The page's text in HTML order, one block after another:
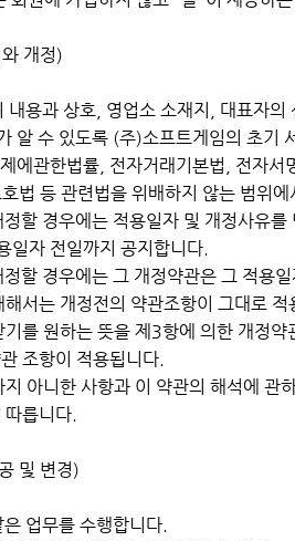
개정)
용과 상호, 영업소 소재지, 대표자
알 수 있도록 (주)소프트게임의 초기
에관한법률, 전자거래기본법, 전자서
법 등 관련법을 위배하지 않는 범위
할 경우에는 적용일자 및 개정사유를
일자 전일까지 공지합니다.
할 경우에는 그 개정약관은 그 적용
서는 개정전의 약관조항이 그대로
기를 원하는 뜻을 제3항에 의한 개정
조항이 적용됩니다.
아니한 사항과 이 약관의 해석에 관
따릅니다.
및 변경)
업무를 수행합니다.